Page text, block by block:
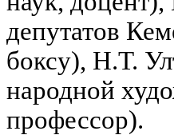
депутатов
боксу), Н.Т.
народной
профессор).